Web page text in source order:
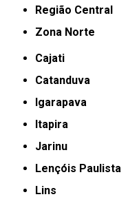
Região Central
Zona Norte
Cajati
Catanduva
Igarapava
Itapira
Jarinu
Lençóis Paulista
Lins